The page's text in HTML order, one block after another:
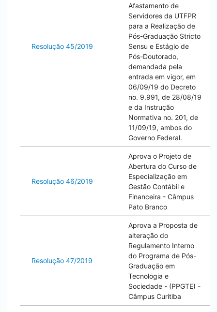
Resolução 45/2019
Afastamento de
Servidores da UTFPR
para a Realização de
Pós-Graduação Stricto
Sensu e Estágio de
Pós-Doutorado,
demandada pela
entrada em vigor, em
06/09/19 do Decreto
no. 9.991, de 28/08/19
e da Instrução
Normativa no. 201, de
11/09/19, ambos do
Governo Federal.
Resolução 46/2019
Aprova o Projeto de
Abertura do Curso de
Especialização em
Gestão Contábil e
Financeira - Câmpus
Pato Branco
Resolução 47/2019
Aprova a Proposta de
alteração do
Regulamento Interno
do Programa de Pós-
Graduação em
Tecnologia e
Sociedade - (PPGTE) -
Câmpus Curitiba